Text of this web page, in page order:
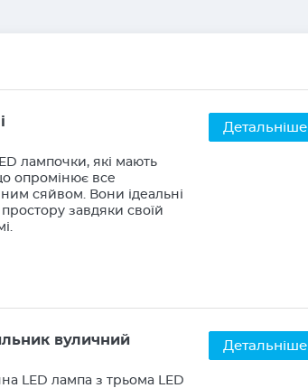
лампочки, які мають
опромінює все
сяйвом. Вони ідеальні
завдяки своїй
Детальніше
вуличний
LED лампа з трьома LED
Детальніше